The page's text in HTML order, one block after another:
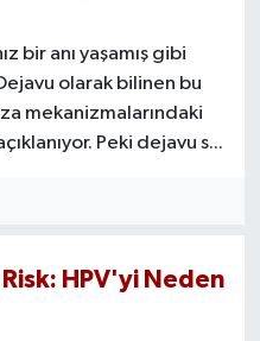
bir anı yaşamış gibi
olarak bilinen bu
mekanizmalarındaki
Peki dejavu s...
HPV'yi Neden